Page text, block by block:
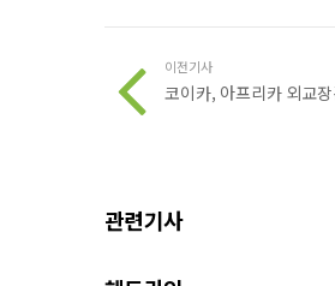
이전기사
코이카, 아프리카 외교
관련기사